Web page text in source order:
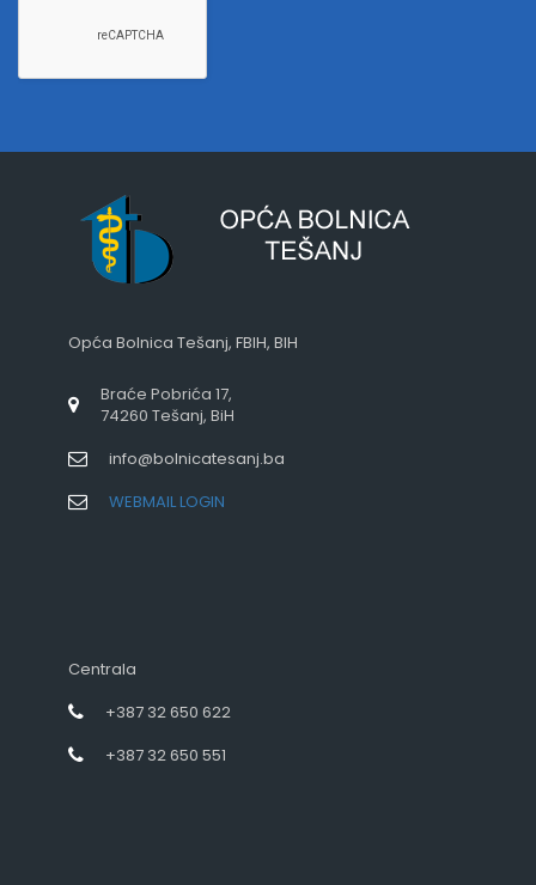
Opća Bolnica Tešanj, FBIH, BIH
Braće Pobrića 17,
74260 Tešanj, BiH
info@bolnicatesanj.ba
WEBMAIL LOGIN
Centrala
+387 32 650 622
+387 32 650 551